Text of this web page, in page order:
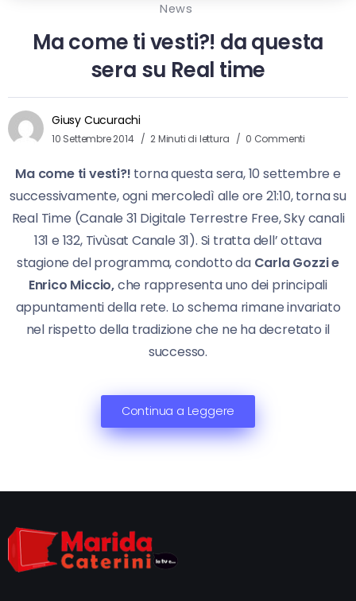
News
Ma come ti vesti?! da questa
sera su Real time
Giusy Cucurachi
10 Settembre 2014 2 Minuti di lettura 0 Commenti
Ma come ti vesti?! torna questa sera, 10 settembre e
successivamente, ogni mercoledì alle ore 21:10, torna su
Real Time (Canale 31 Digitale Terrestre Free, Sky canali
131 e 132, Tivùsat Canale 31). Si tratta dell’ ottava
stagione del programma, condotto daCarla Gozzi e
Enrico Miccio,che rappresenta uno dei principali
appuntamenti della rete. Lo schema rimane invariato
nel rispetto della tradizione che ne ha decretato il
successo.
Continua a Leggere